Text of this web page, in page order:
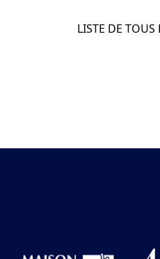
LISTE DE TOUS